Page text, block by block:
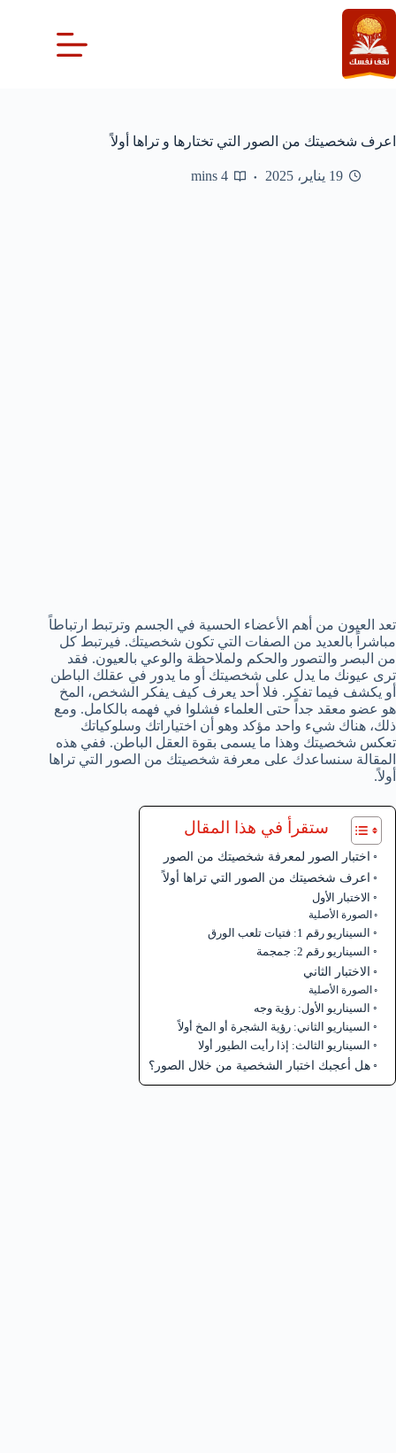
التجاوز
إلى
المحتوى
اعرف شخصيتك من الصور التي تختارها و تراها أولاً
19 يناير، 2025 4 mins
تعد العيون من أهم الأعضاء الحسية في الجسم وترتبط ارتباطاً
مباشراً بالعديد من الصفات التي تكون شخصيتك. فيرتبط كل
من البصر والتصور والحكم ولملاحظة والوعي بالعيون. فقد
ترى عيونك ما يدل على شخصيتك أو ما يدور في عقلك الباطن
أو يكشف فيما تفكر. فلا أحد يعرف كيف يفكر الشخص، المخ
هو عضو معقد جداً حتى العلماء فشلوا في فهمه بالكامل. ومع
ذلك، هناك شيء واحد مؤكد وهو أن اختياراتك وسلوكياتك
تعكس شخصيتك وهذا ما يسمى بقوة العقل الباطن. ففي هذه
المقالة سنساعدك على معرفة شخصيتك من الصور التي تراها
أولاً.
ستقرأ في هذا المقال
اختبار الصور لمعرفة شخصيتك من الصور
اعرف شخصيتك من الصور التي تراها أولاً
الاختبار الأول
الصورة الأصلية
السيناريو رقم 1: فتيات تلعب الورق
السيناريو رقم 2: جمجمة
الاختبار الثاني
الصورة الأصلية
السيناريو الأول: رؤية وجه
السيناريو الثاني: رؤية الشجرة أو المخ أولاً
السيناريو الثالث: إذا رأيت الطيور أولا
هل أعجبك اختبار الشخصية من خلال الصور؟